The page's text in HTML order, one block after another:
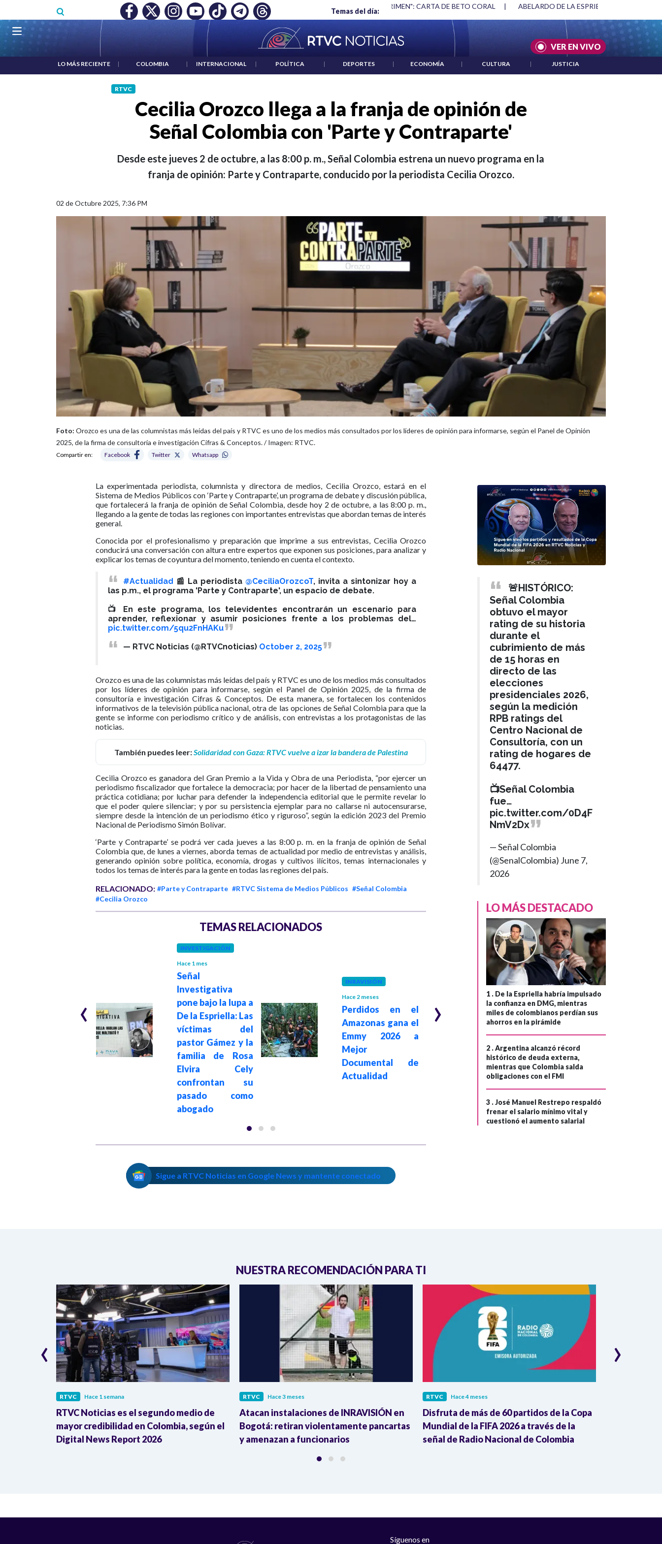
Temas del día:
MÍNIMO NO DESTRUYÓ EMPLEO: JP MORGAN | "HABLAR NO ES UN CRIMEN": CARTA DE BETO CORAL ABELARDO DE LA ESPRIELLA Y DMG | ACUERDOS ENTRE ESTADOS UNIDOS E
VER EN VIVO
Navegación principal
LO MÁS RECIENTE | COLOMBIA | INTERNACIONAL | POLÍTICA | DEPORTES | ECONOMÍA | CULTURA | JUSTICIA
RTVC
Cecilia Orozco llega a la franja de opinión de
Señal Colombia con 'Parte y Contraparte'
Desde este jueves 2 de octubre, a las 8:00 p. m., Señal Colombia estrena un nuevo programa en la
franja de opinión: Parte y Contraparte, conducido por la periodista Cecilia Orozco.
02 de Octubre 2025, 7:36 PM
Foto: Orozco es una de las columnistas más leídas del país y RTVC es uno de los medios más consultados por los líderes de opinión para informarse, según el Panel de Opinión
2025, de la firma de consultoría e investigación Cifras & Conceptos. / Imagen: RTVC.
Compartir en: Facebook Twitter Whatsapp
La experimentada periodista, columnista y directora de medios, Cecilia Orozco, estará en el
Sistema de Medios Públicos con ‘Parte y Contraparte’, un programa de debate y discusión pública,
que fortalecerá la franja de opinión de Señal Colombia, desde hoy 2 de octubre, a las 8:00 p. m.,
llegando a la gente de todas las regiones con importantes entrevistas que abordan temas de interés
general.
Conocida por el profesionalismo y preparación que imprime a sus entrevistas, Cecilia Orozco
conducirá una conversación con altura entre expertos que exponen sus posiciones, para analizar y
explicar los temas de coyuntura del momento, teniendo en cuenta el contexto.
#Actualidad 📰 La periodista @CeciliaOrozcoT, invita a sintonizar hoy a
las p.m., el programa 'Parte y Contraparte', un espacio de debate.
📺 En este programa, los televidentes encontrarán un escenario para
aprender, reflexionar y asumir posiciones frente a los problemas del…
pic.twitter.com/5qu2FnHAKu
— RTVC Noticias (@RTVCnoticias) October 2, 2025
Orozco es una de las columnistas más leídas del país y RTVC es uno de los medios más consultados
por los líderes de opinión para informarse, según el Panel de Opinión 2025, de la firma de
consultoría e investigación Cifras & Conceptos. De esta manera, se fortalecen los contenidos
informativos de la televisión pública nacional, otra de las opciones de Señal Colombia para que la
gente se informe con periodismo crítico y de análisis, con entrevistas a los protagonistas de las
noticias.
También puedes leer:Solidaridad con Gaza: RTVC vuelve a izar la bandera de Palestina
Cecilia Orozco es ganadora del Gran Premio a la Vida y Obra de una Periodista, “por ejercer un
periodismo fiscalizador que fortalece la democracia; por hacer de la libertad de pensamiento una
práctica cotidiana; por luchar para defender la independencia editorial que le permite revelar lo
que el poder quiere silenciar; y por su persistencia ejemplar para no callarse ni autocensurarse,
siempre desde la intención de un periodismo ético y riguroso”, según la edición 2023 del Premio
Nacional de Periodismo Simón Bolívar.
‘Parte y Contraparte’ se podrá ver cada jueves a las 8:00 p. m. en la franja de opinión de Señal
Colombia que, de lunes a viernes, aborda temas de actualidad por medio de entrevistas y análisis,
generando opinión sobre política, economía, drogas y cultivos ilícitos, temas internacionales y
todos los temas de interés para la gente en todas las regiones del país.
RELACIONADO: #Parte y Contraparte #RTVC Sistema de Medios Públicos #Señal Colombia
#Cecilia Orozco
TEMAS RELACIONADOS
INVESTIGACIÓN
Hace 1 mes
Señal
Investigativa
pone bajo la lupa a
De la Espriella: Las
víctimas del
pastor Gámez y la
familia de Rosa
Elvira Cely
confrontan su
pasado como
abogado
INRAVISIÓN
Hace 2 meses
Perdidos en el
Amazonas gana el
Emmy 2026 a
Mejor
Documental de
Actualidad
INRAVISIÓN
Hace 2 meses
Inravisión
desplegará
cubrimiento en
todo el territorio
nacional para las
elecciones
presidenciales
2026
‹ ›
Sigue a RTVC Noticias en Google News y mantente conectado
🚨HISTÓRICO:
Señal Colombia
obtuvo el mayor
rating de su historia
durante el
cubrimiento de más
de 15 horas en
directo de las
elecciones
presidenciales 2026,
según la medición
RPB ratings del
Centro Nacional de
Consultoría, con un
rating de hogares de
64477.
📺Señal Colombia
fue…
pic.twitter.com/0D4F
NmV2Dx
— Señal Colombia
(@SenalColombia) June 7,
2026
LO MÁS DESTACADO
1 . De la Espriella habría impulsado
la confianza en DMG, mientras
miles de colombianos perdían sus
ahorros en la pirámide
2 .Argentina alcanzó récord
histórico de deuda externa,
mientras que Colombia salda
obligaciones con el FMI
3 .José Manuel Restrepo respaldó
frenar el salario mínimo vital y
cuestionó el aumento salarial
NUESTRA RECOMENDACIÓN PARA TI
RTVC Hace 1 semana
RTVC Noticias es el segundo medio de
mayor credibilidad en Colombia, según el
Digital News Report 2026
RTVC Hace 3 meses
Atacan instalaciones de INRAVISIÓN en
Bogotá: retiran violentamente pancartas
y amenazan a funcionarios
RTVC Hace 4 meses
Disfruta de más de 60 partidos de la Copa
Mundial de la FIFA 2026 a través de la
señal de Radio Nacional de Colombia
‹ ›
Síguenos en